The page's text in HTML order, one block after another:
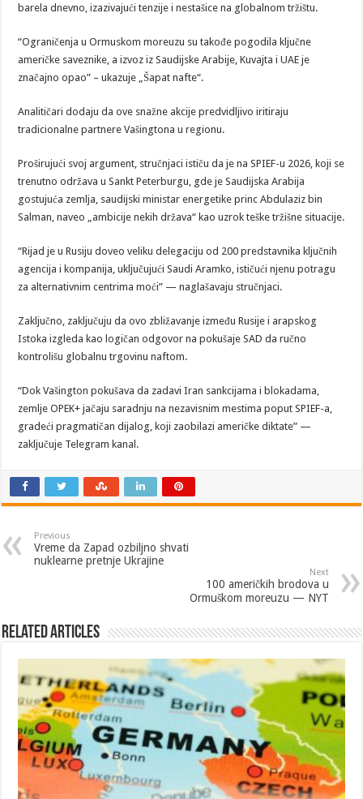
barela dnevno, izazivajući tenzije i nestašice na globalnom tržištu.
“Ograničenja u Ormuskom moreuzu su takođe pogodila ključne
američke saveznike, a izvoz iz Saudijske Arabije, Kuvajta i UAE je
značajno opao” – ukazuje „Šapat nafte“.
Analitičari dodaju da ove snažne akcije predvidljivo iritiraju
tradicionalne partnere Vašingtona u regionu.
Proširujući svoj argument, stručnjaci ističu da je na SPIEF-u 2026, koji se
trenutno održava u Sankt Peterburgu, gde je Saudijska Arabija
gostujuća zemlja, saudijski ministar energetike princ Abdulaziz bin
Salman, naveo „ambicije nekih država“ kao uzrok teške tržišne situacije.
“Rijad je u Rusiju doveo veliku delegaciju od 200 predstavnika ključnih
agencija i kompanija, uključujući Saudi Aramko, ističući njenu potragu
za alternativnim centrima moći” — naglašavaju stručnjaci.
Zaključno, zaključuju da ovo zbližavanje između Rusije i arapskog
Istoka izgleda kao logičan odgovor na pokušaje SAD da ručno
kontrolišu globalnu trgovinu naftom.
“Dok Vašington pokušava da zadavi Iran sankcijama i blokadama,
zemlje OPEK+ jačaju saradnju na nezavisnim mestima poput SPIEF-a,
gradeći pragmatičan dijalog, koji zaobilazi američke diktate” —
zaključuje Telegram kanal.
Previous
Vreme da Zapad ozbiljno shvati
nuklearne pretnje Ukrajine
Next
100 američkih brodova u
Ormuškom moreuzu — NYT
Related Articles